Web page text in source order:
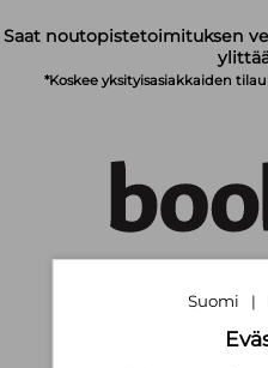
Saat noutopistetoimituksen
*Koskee yksityisasiakkaiden
Suomi |